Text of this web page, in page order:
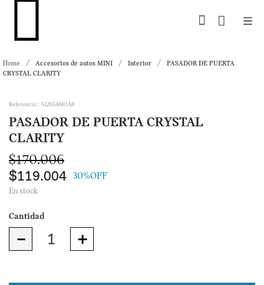
Accesorios de autos MINI Interior
PASADOR DE PUERTA
CRYSTAL CLARITY
Referencia : 51265A681A8
PASADOR DE PUERTA CRYSTAL
CLARITY
$170.006
$119.004 30%OFF
En stock
＋
－